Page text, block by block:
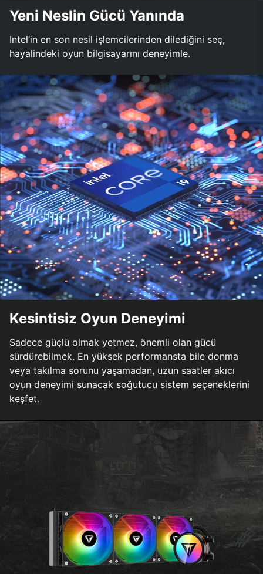
Yeni Neslin Gücü Yanında
Intel’in en son nesil işlemcilerinden dilediğini seç,
hayalindeki oyun bilgisayarını deneyimle.
Kesintisiz Oyun Deneyimi
Sadece güçlü olmak yetmez, önemli olan gücü
sürdürebilmek. En yüksek performansta bile donma
veya takılma sorunu yaşamadan, uzun saatler akıcı
oyun deneyimi sunacak soğutucu sistem seçeneklerini
keşfet.